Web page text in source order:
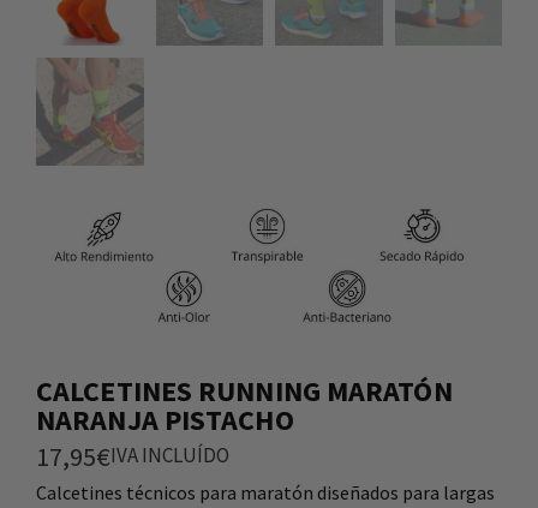
CALCETINES RUNNING MARATÓN
NARANJA PISTACHO
17,95€IVA INCLUÍDO
Calcetines técnicos para maratón diseñados para largas